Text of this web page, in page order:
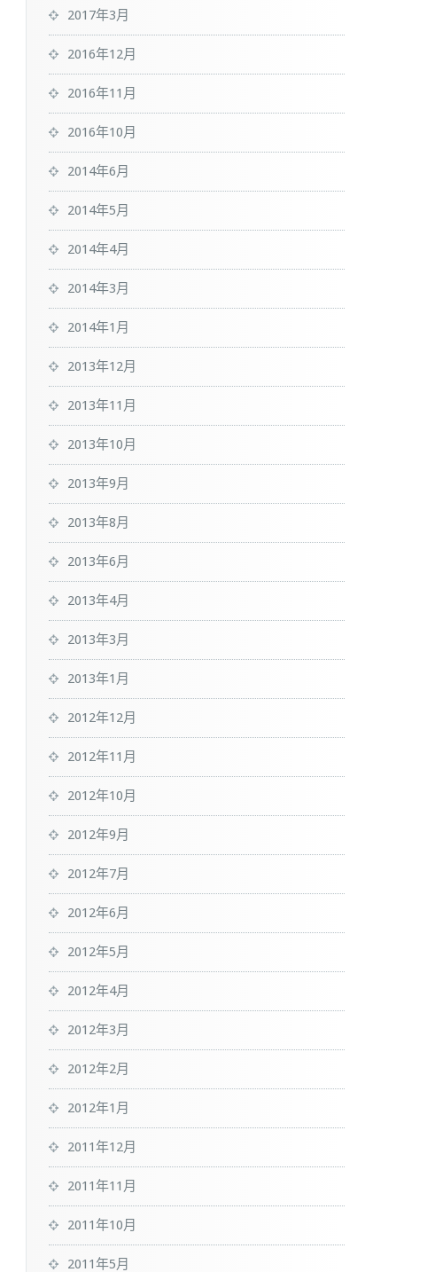
2017年3月
2016年12月
2016年11月
2016年10月
2014年6月
2014年5月
2014年4月
2014年3月
2014年1月
2013年12月
2013年11月
2013年10月
2013年9月
2013年8月
2013年6月
2013年4月
2013年3月
2013年1月
2012年12月
2012年11月
2012年10月
2012年9月
2012年7月
2012年6月
2012年5月
2012年4月
2012年3月
2012年2月
2012年1月
2011年12月
2011年11月
2011年10月
2011年5月